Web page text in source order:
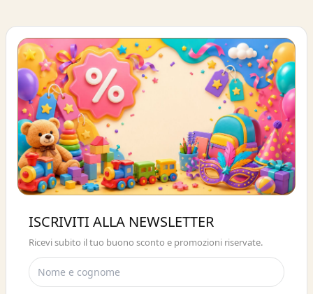
ISCRIVITI E OTTIENI SUBITO UNO
SCONTO DEL 10%
ISCRIVITI ALLA NEWSLETTER
Ricevi subito il tuo buono sconto e promozioni riservate.